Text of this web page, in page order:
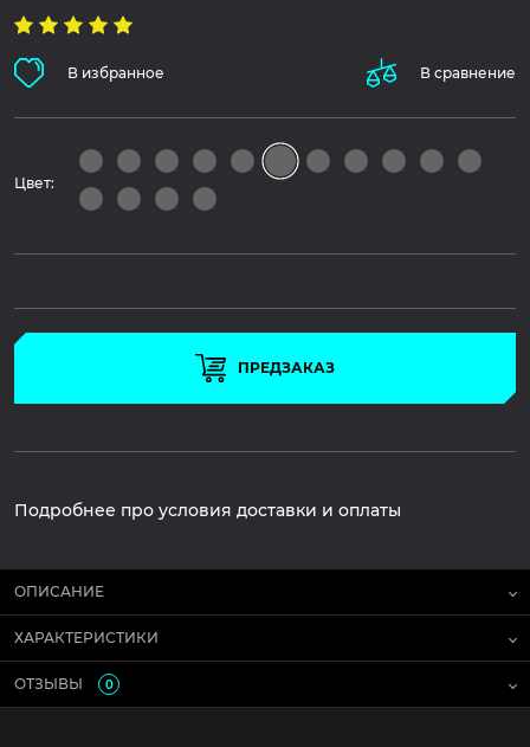
В избранное В сравнение
Цвет:
ПРЕДЗАКАЗ
Подробнее про условия доставки и оплаты
ОПИСАНИЕ
ХАРАКТЕРИСТИКИ
ОТЗЫВЫ 0